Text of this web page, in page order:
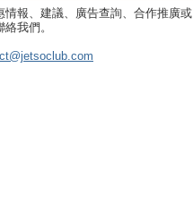
情報、建議、廣告查詢、合作推廣或
我們。